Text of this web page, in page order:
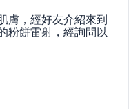
膚，經好友介紹來到
粉餅雷射，經詢問以